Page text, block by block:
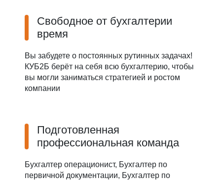
Свободное от бухгалтерии
время
Вы забудете о постоянных рутинных задачах!
КУБ2Б берёт на себя всю бухгалтерию, чтобы
вы могли заниматься стратегией и ростом
компании
Подготовленная
профессиональная команда
Бухгалтер операционист, Бухгалтер по
первичной документации, Бухгалтер по